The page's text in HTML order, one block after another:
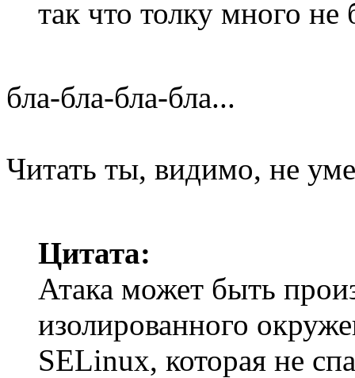
так что толку много не
бла-бла-бла-бла...
Читать ты, видимо, не
Цитата:
Атака может быть
изолированного
SELinux, которая не